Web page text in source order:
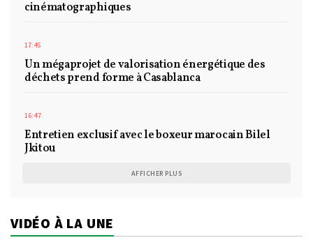
cinématographiques
17:45
Un mégaprojet de valorisation énergétique des
déchets prend forme à Casablanca
16:47
Entretien exclusif avec le boxeur marocain Bilel
Jkitou
AFFICHER PLUS
VIDÉO À LA UNE